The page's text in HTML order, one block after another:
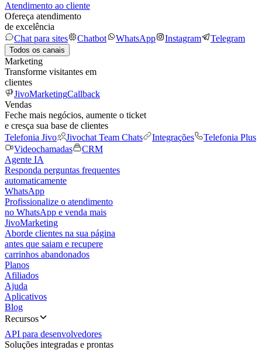
Atendimento ao cliente
Ofereça atendimento
de excelência
Chat para sites
Chatbot WhatsApp Instagram Telegram
Todos os canais
Marketing
Transforme visitantes em
clientes
JivoMarketingCallback
Vendas
Feche mais negócios, aumente o ticket
e cresça sua base de clientes
Telefonia Jivo
Jivochat Team Chats Integrações
Telefonia Plus
Videochamadas
CRM
Agente IA
Responda perguntas frequentes
automaticamente
WhatsApp
Profissionalize o atendimento
no WhatsApp e venda mais
JivoMarketing
Aborde clientes na sua página
antes que saiam e recupere
carrinhos abandonados
Planos
Afiliados
Ajuda
Aplicativos
Blog
Recursos
API para desenvolvedores
Soluções integradas e prontas